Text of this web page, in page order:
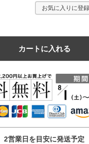
お気に入りに登
カートに入れる
2営業日を目安に発送予定